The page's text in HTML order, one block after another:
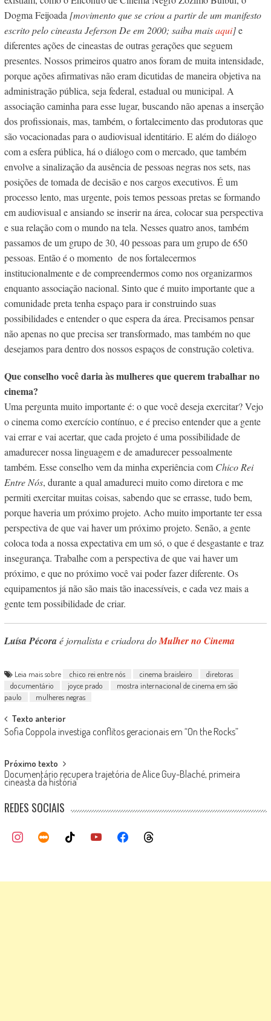
Dogma Feijoada [movimento que se criou a partir de um manifesto
escrito pelo cineasta Jeferson De em 2000; saiba maisaqui]e
diferentes ações de cineastas de outras gerações que seguem
presentes. Nossos primeiros quatro anos foram de muita intensidade,
porque ações afirmativas não eram dicutidas de maneira objetiva na
administração pública, seja federal, estadual ou municipal. A
associação caminha para esse lugar, buscando não apenas a inserção
dos profissionais, mas, também, o fortalecimento das produtoras que
são vocacionadas para o audiovisual identitário. E além do diálogo
com a esfera pública, há o diálogo com o mercado, que também
envolve a sinalização da ausência de pessoas negras nos sets, nas
posições de tomada de decisão e nos cargos executivos. É um
processo lento, mas urgente, pois temos pessoas pretas se formando
em audiovisual e ansiando se inserir na área, colocar sua perspectiva
e sua relação com o mundo na tela. Nesses quatro anos, também
passamos de um grupo de 30, 40 pessoas para um grupo de 650
pessoas. Então é o momento de nos fortalecermos
institucionalmente e de compreendermos como nos organizarmos
enquanto associação nacional. Sinto que é muito importante que a
comunidade preta tenha espaço para ir construindo suas
possibilidades e entender o que espera da área. Precisamos pensar
não apenas no que precisa ser transformado, mas também no que
desejamos para dentro dos nossos espaços de construção coletiva.
Que conselho você daria às mulheres que querem trabalhar no
cinema?
Uma pergunta muito importante é: o que você deseja exercitar? Vejo
o cinema como exercício contínuo, e é preciso entender que a gente
vai errar e vai acertar, que cada projeto é uma possibilidade de
amadurecer nossa linguagem e de amadurecer pessoalmente
também. Esse conselho vem da minha experiência com Chico Rei
Entre Nós, durante a qual amadureci muito como diretora e me
permiti exercitar muitas coisas, sabendo que se errasse, tudo bem,
porque haveria um próximo projeto. Acho muito importante ter essa
perspectiva de que vai haver um próximo projeto. Senão, a gente
coloca toda a nossa expectativa em um só, o que é desgastante e traz
insegurança. Trabalhe com a perspectiva de que vai haver um
próximo, e que no próximo você vai poder fazer diferente. Os
equipamentos já não são mais tão inacessíveis, e cada vez mais a
gente tem possibilidade de criar.
Luísa Pécoraé jornalista e criadora doMulher no Cinema
Leia mais sobre chico rei entre nós cinema braisleiro
diretoras
documentário
joyce prado
mostra internacional de cinema em são
paulo
mulheres negras
Post
navigation
Texto anterior
Sofia Coppola investiga conflitos geracionais em “On the Rocks”
Próximo texto
Documentário recupera trajetória de Alice Guy-Blaché, primeira
cineasta da história
REDES SOCIAIS